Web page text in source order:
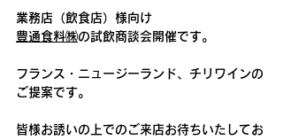
業務店（飲食店）様向け
豊通食料㈱の試飲商談会開催です。
フランス・ニュージーランド、チリワインの
ご提案です。
皆様お誘いの上でのご来店お待ちいたしてお